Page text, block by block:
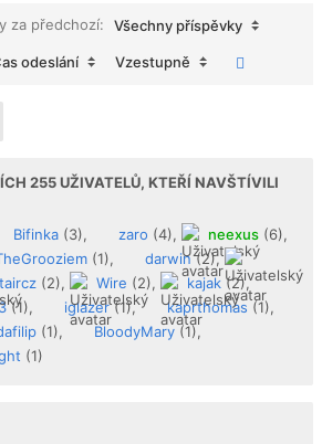
za předchozí:
Všechny příspěvky
odeslání Vzestupně
255UŽIVATELŮ, KTEŘÍ NAVŠTÍVILI
Bifinka (3), zaro (4), neexus (6),
(1), darwin(2),
(2), Wire (2), kajak (2),
(1), iglazer(1), kaprthomas (1),
(1), BloodyMary (1),
(1)